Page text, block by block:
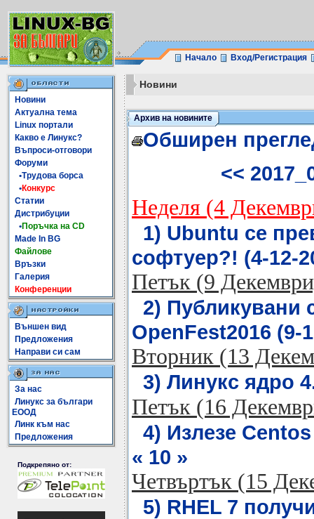
Начало Вход/Регистрация
Новини
Актуална тема
Linux портали
Какво е Линукс?
Въпроси-отговори
Форуми
•Трудова борса
•Конкурс
Статии
Дистрибуции
•Поръчка на CD
Made In BG
Файлове
Връзки
Галерия
Конференции
Външен вид
Предложения
Направи си сам
За нас
Линукс за българи
ЕООД
Линк към нас
Предложения
Подкрепяно от:
Новини
Архив на новините
Обширен
<<
Неделя (4
1) Ubuntu се
софтуер?! (4-12-
Петък (9
2) Публикувани
OpenFest2016 (9-
Вторник (13
3) Линукс ядро
Петък (16
4) Излезе
« 10 »
Четвъртък (15
5) RHEL 7